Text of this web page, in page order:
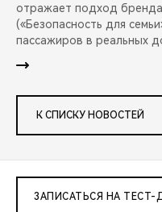
отражает подход бренда
(«Безопасность для
пассажиров в реальных
К СПИСКУ НОВОСТЕЙ
ЗАПИСАТЬСЯ НА ТЕСТ-